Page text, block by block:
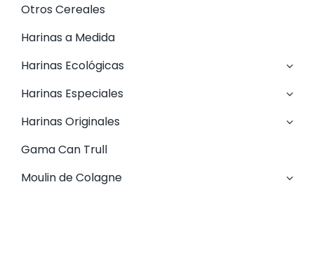
Otros Cereales
Harinas a Medida
Harinas Ecológicas
Harinas Especiales
Harinas Originales
Gama Can Trull
Moulin de Colagne